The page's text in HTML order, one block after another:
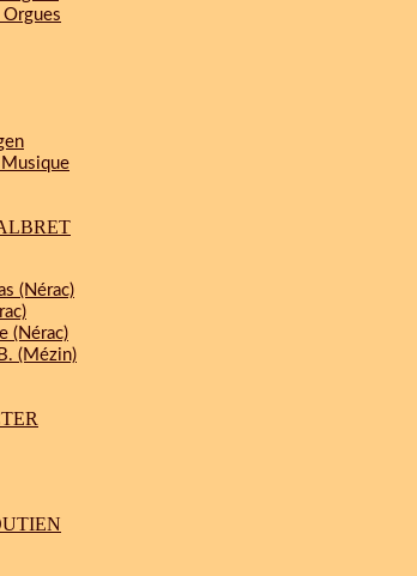
Orgues
(Nérac)
(Nérac)
(Mézin)